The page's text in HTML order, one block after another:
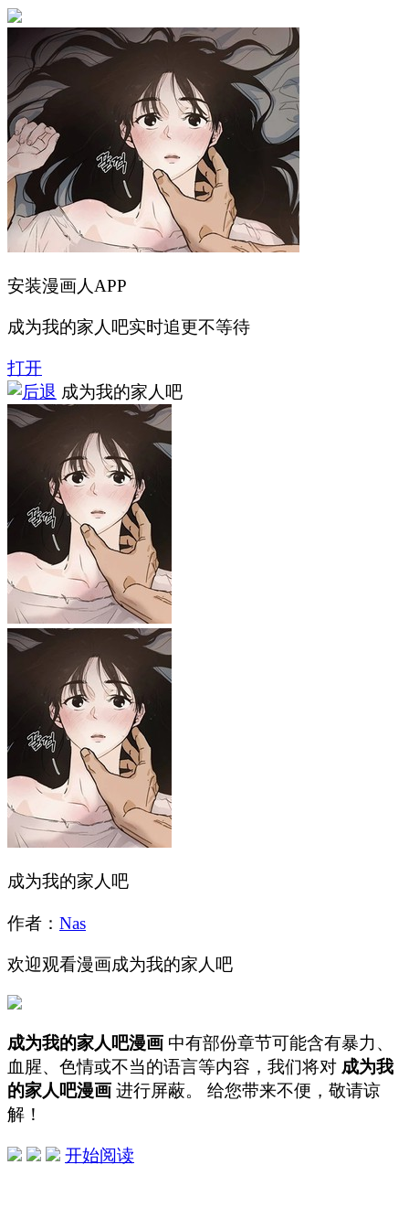
安装漫画人APP
成为我的家人吧实时追更不等待
打开
成为我的家人吧
成为我的家人吧
作者： Nas
欢迎观看漫画成为我的家人吧
成为我的家人吧漫画 中有部份章节可能含有暴力、
血腥、色情或不当的语言等内容，我们将对 成为我
的家人吧漫画 进行屏蔽。 给您带来不便，敬请谅
解！
开始阅读